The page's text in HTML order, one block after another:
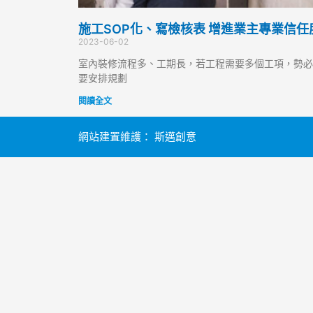
施工SOP化、寫檢核表 增進業主專業信任
2023-06-02
室內裝修流程多、工期長，若工程需要多個工項，勢
要安排規劃
閱讀全文
網站建置維護： 斯邁創意